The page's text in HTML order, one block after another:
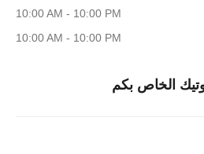
10:00 AM - 10:00 PM
10:00 AM - 10:00 PM
الخاص بكم